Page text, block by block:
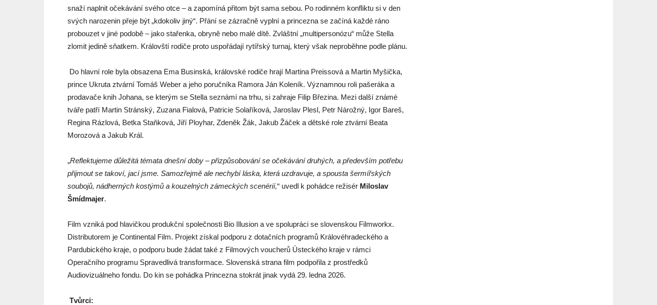
snaží naplnit očekávání svého otce – a zapomíná přitom být sama sebou. Po rodinném konfliktu si v den
svých narozenin přeje být „kdokoliv jiný“. Přání se zázračně vyplní a princezna se začíná každé ráno
probouzet v jiné podobě – jako stařenka, obryně nebo malé dítě. Zvláštní „multipersonózu“ může Stella
zlomit jedině sňatkem. Královští rodiče proto uspořádají rytířský turnaj, který však neproběhne podle plánu.
Do hlavní role byla obsazena Ema Businská, královské rodiče hrají Martina Preissová a Martin Myšička,
prince Ukruta ztvární Tomáš Weber a jeho poručníka Ramora Ján Koleník. Významnou roli pašeráka a
prodavače knih Johana, se kterým se Stella seznámí na trhu, si zahraje Filip Březina. Mezi další známé
tváře patří Martin Stránský, Zuzana Fialová, Patricie Solaříková, Jaroslav Plesl, Petr Nárožný, Igor Bareš,
Regina Rázlová, Betka Staňková, Jiří Ployhar, Zdeněk Žák, Jakub Žáček a dětské role ztvární Beata
Morozová a Jakub Král.
„Reflektujeme důležitá témata dnešní doby – přizpůsobování se očekávání druhých, a především potřebu
přijmout se takoví, jací jsme. Samozřejmě ale nechybí láska, která uzdravuje, a spousta šermířských
soubojů, nádherných kostýmů a kouzelných zámeckých scenérií,“ uvedl k pohádce režisér Miloslav
Šmídmajer.
Film vzniká pod hlavičkou produkční společnosti Bio Illusion a ve spolupráci se slovenskou Filmworkx.
Distributorem je Continental Film. Projekt získal podporu z dotačních programů Královéhradeckého a
Pardubického kraje, o podporu bude žádat také z Filmových voucherů Ústeckého kraje v rámci
Operačního programu Spravedlivá transformace. Slovenská strana film podpořila z prostředků
Audiovizuálneho fondu. Do kin se pohádka Princezna stokrát jinak vydá 29. ledna 2026.
Tvůrci: